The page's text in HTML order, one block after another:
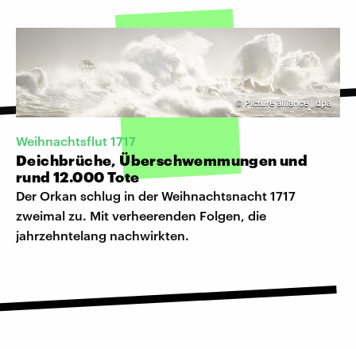
©Picture alliance | dpa
Weihnachtsflut 1717
Deichbrüche, Überschwemmungen und
rund 12.000 Tote
Der Orkan schlug in der Weihnachtsnacht 1717
zweimal zu. Mit verheerenden Folgen, die
jahrzehntelang nachwirkten.